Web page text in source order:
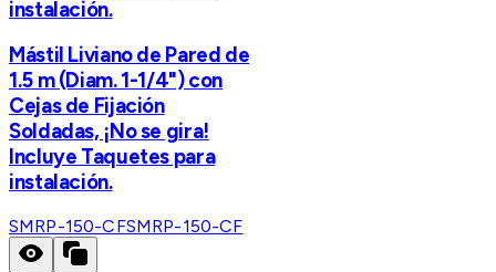
instalación.
Mástil Liviano de Pared de
1.5 m (Diam. 1-1/4") con
Cejas de Fijación
Soldadas, ¡No se gira!
Incluye Taquetes para
instalación.
SMRP-150-CFSMRP-150-CF